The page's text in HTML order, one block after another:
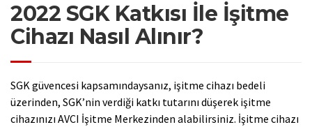
2022 SGK Katkısı İle İşitme
Cihazı Nasıl Alınır?
SGK güvencesi kapsamındaysanız, işitme cihazı bedeli
üzerinden, SGK’nin verdiği katkı tutarını düşerek işitme
cihazınızı AVCI İşitme Merkezinden alabilirsiniz. İşitme cihazı